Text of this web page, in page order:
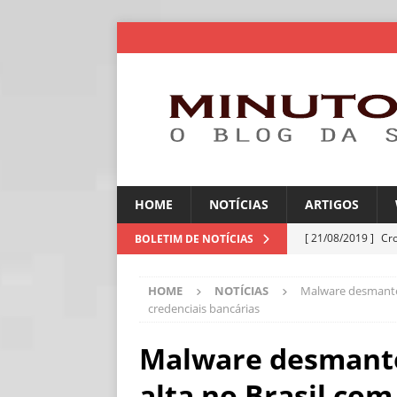
HOME NOTÍCIAS ARTIGOS
BOLETIM DE NOTÍCIAS [ 21/08/2019 ]
[ 06/08/2026 ]
[ 06/08/2026 ] IA
NOTÍCIAS
HOME NOTÍCIAS
Malware
credenciais bancárias
Malware